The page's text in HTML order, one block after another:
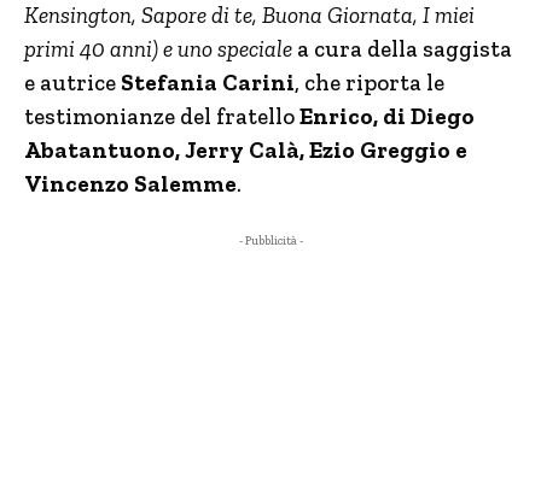
Kensington, Sapore di te, Buona Giornata, I miei
primi 40 anni) e uno speciale a cura della saggista
e autrice Stefania Carini, che riporta le
testimonianze del fratelloEnrico, di Diego
Abatantuono, Jerry Calà, Ezio Greggio e
Vincenzo Salemme.
- Pubblicità -